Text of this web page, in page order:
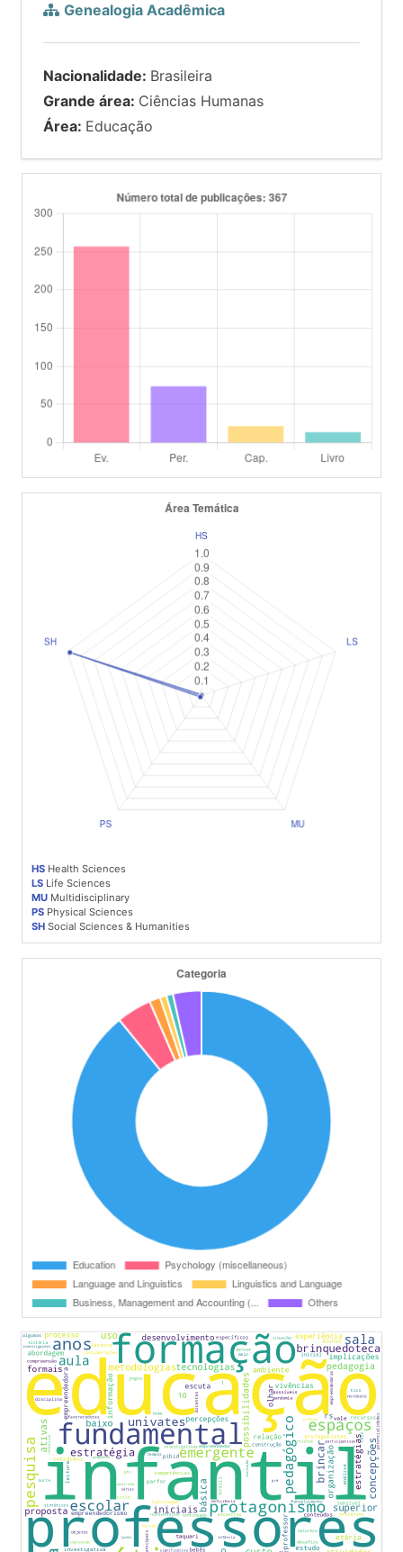
Genealogia Acadêmica
Nacionalidade: Brasileira
Grande área: Ciências Humanas
Área: Educação
HS Health Sciences
LS Life Sciences
MU Multidisciplinary
PS Physical Sciences
SH Social Sciences & Humanities